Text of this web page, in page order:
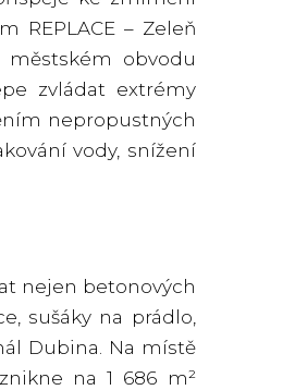
REPLACE – Zeleň
obvodu
zvládat extrémy
nepropustných
vody, snížení
nejen betonových
sušáky na prádlo,
Dubina. Na místě
na 1 686 m²